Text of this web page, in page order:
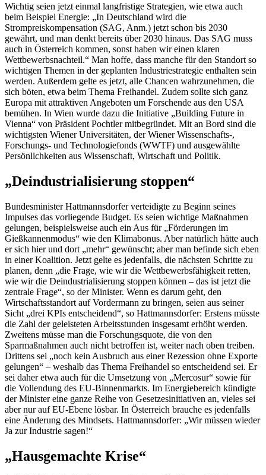
Wichtig seien jetzt einmal langfristige Strategien, wie etwa auch
beim Beispiel Energie: „In Deutschland wird die
Strompreiskompensation (SAG, Anm.) jetzt schon bis 2030
gewährt, und man denkt bereits über 2030 hinaus. Das SAG muss
auch in Österreich kommen, sonst haben wir einen klaren
Wettbewerbsnachteil.“ Man hoffe, dass manche für den Standort so
wichtigen Themen in der geplanten Industriestrategie enthalten sein
werden. Außerdem gelte es jetzt, alle Chancen wahrzunehmen, die
sich böten, etwa beim Thema Freihandel. Zudem sollte sich ganz
Europa mit attraktiven Angeboten um Forschende aus den USA
bemühen. In Wien wurde dazu die Initiative „Building Future in
Vienna“ von Präsident Pochtler mitbegründet. Mit an Bord sind die
wichtigsten Wiener Universitäten, der Wiener Wissenschafts-,
Forschungs- und Technologiefonds (WWTF) und ausgewählte
Persönlichkeiten aus Wissenschaft, Wirtschaft und Politik.
„Deindustrialisierung stoppen“
Bundesminister Hattmannsdorfer verteidigte zu Beginn seines
Impulses das vorliegende Budget. Es seien wichtige Maßnahmen
gelungen, beispielsweise auch ein Aus für „Förderungen im
Gießkannenmodus“ wie den Klimabonus. Aber natürlich hätte auch
er sich hier und dort „mehr“ gewünscht; aber man befinde sich eben
in einer Koalition. Jetzt gelte es jedenfalls, die nächsten Schritte zu
planen, denn „die Frage, wie wir die Wettbewerbsfähigkeit retten,
wie wir die Deindustrialisierung stoppen können – das ist jetzt die
zentrale Frage“, so der Minister. Wenn es darum geht, den
Wirtschaftsstandort auf Vordermann zu bringen, seien aus seiner
Sicht „drei KPIs entscheidend“, so Hattmannsdorfer: Erstens müsste
die Zahl der geleisteten Arbeitsstunden insgesamt erhöht werden.
Zweitens müsse man die Forschungsquote, die von den
Sparmaßnahmen auch nicht betroffen ist, weiter nach oben treiben.
Drittens sei „noch kein Ausbruch aus einer Rezession ohne Exporte
gelungen“ – weshalb das Thema Freihandel so entscheidend sei. Er
sei daher etwa auch für die Umsetzung von „Mercosur“ sowie für
die Vollendung des EU-Binnenmarkts. Im Energiebereich kündigte
der Minister eine ganze Reihe von Gesetzesinitiativen an, vieles sei
aber nur auf EU-Ebene lösbar. In Österreich brauche es jedenfalls
eine Änderung des Mindsets. Hattmannsdorfer: „Wir müssen wieder
Ja zur Industrie sagen!“
„Hausgemachte Krise“